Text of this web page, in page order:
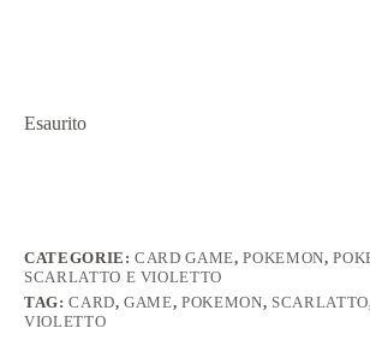
Esaurito
CATEGORIE:CARD GAME,POKEMON,
SCARLATTO E VIOLETTO
TAG:CARD,GAME,POKEMON, SCARLATTO
VIOLETTO